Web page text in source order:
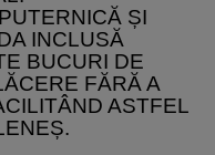
ȘI
INCLUSĂ
BUCURI DE
FĂRĂ A
ASTFEL